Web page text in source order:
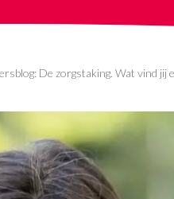
De zorgstaking. Wat vind jij